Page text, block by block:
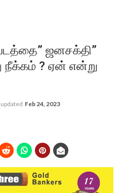
ஜனசக்தி”
நீக்கம் ? ஏன் என்று
updated Feb 24, 2023